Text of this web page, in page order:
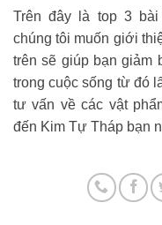
Trên đây là top 3
chúng tôi muốn giới
trên sẽ giúp bạn giảm
trong cuộc sống từ đó
tư vấn về các vật
đến Kim Tự Tháp bạn